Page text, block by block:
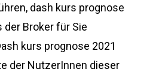
dash kurs prognose
der Broker für Sie
kurs prognose 2021
der NutzerInnen dieser